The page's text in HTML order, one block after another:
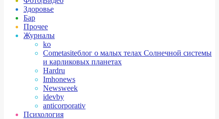
Здоровье
Бар
Прочее
Журналы
ko
Cometasiteблог о малых телах Солнечной системы
и карликовых планетах
Hardru
Imhonews
Newsweek
idevby
anticorporativ
Психология